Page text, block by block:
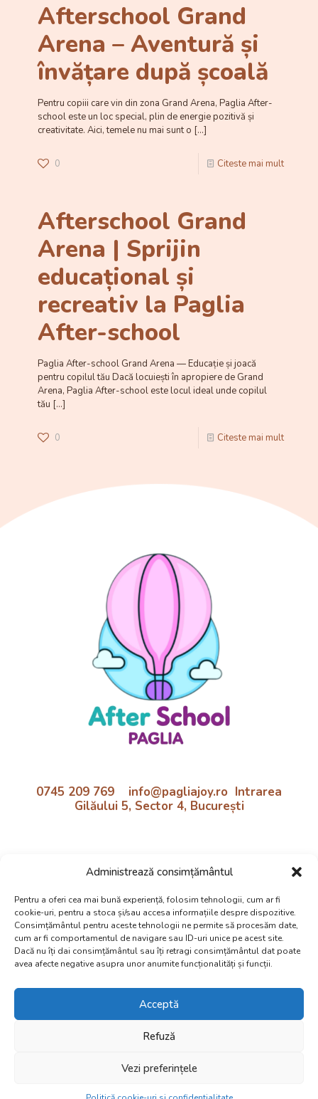
Administrează consimțământul
Pentru a oferi cea mai bună experiență, folosim tehnologii, cum ar fi
cookie-uri, pentru a stoca și/sau accesa informațiile despre dispozitive.
Consimțământul pentru aceste tehnologii ne permite să procesăm date,
cum ar fi comportamentul de navigare sau ID-uri unice pe acest site.
Dacă nu îți dai consimțământul sau îți retragi consimțământul dat poate
avea afecte negative asupra unor anumite funcționalități și funcții.
Acceptă
Refuză
Vezi preferințele
Afterschool Grand
Arena – Aventură și
învățare după școală
Pentru copiii care vin din zona Grand Arena, Paglia After-
school este un loc special, plin de energie pozitivă și
creativitate. Aici, temele nu mai sunt o […]
0 Citeste mai mult
Afterschool Grand
Arena | Sprijin
educațional și
recreativ la Paglia
After-school
Paglia After-school Grand Arena — Educație și joacă
pentru copilul tău Dacă locuiești în apropiere de Grand
Arena, Paglia After-school este locul ideal unde copilul
tău […]
0 Citeste mai mult
0745 209 769 info@pagliajoy.ro Intrarea
Gilăului 5, Sector 4, București
Luni - Vineri | 11:30 - 18:30
Politica cookie si confidentialtate
Dezibel Media© 2025 After School PAGLIA |